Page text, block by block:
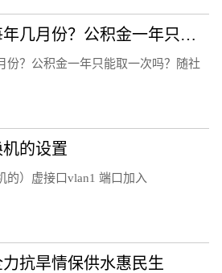
公积金调整基数每年几月份？公积金一年只能取一次吗
份？公积金一年只能取一次吗？随社
的设置
的）虚接口vlan1 端口加入
抗旱情保供水惠民生